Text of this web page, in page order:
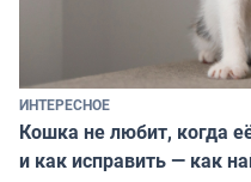
ИНТЕРЕСНОЕ
Кошка не любит, когда
и как исправить — как